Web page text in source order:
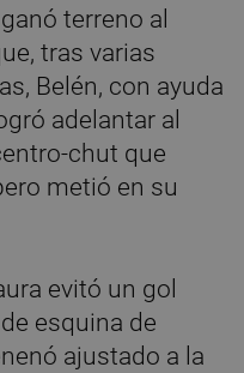
terreno al
tras varias
Belén, con ayuda
adelantar al
chut que
metió en su
evitó un gol
esquina de
ajustado a la